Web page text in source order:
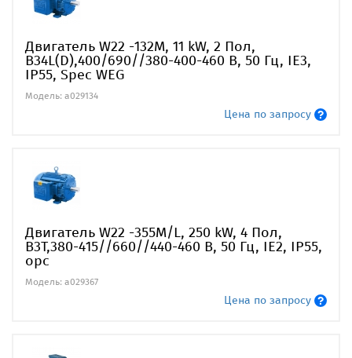
Двигатель W22 -132M, 11 kW, 2 Пол,
B34L(D),400/690//380-400-460 В, 50 Гц, IE3,
IP55, Spec WEG
Модель: a029134
Цена по запросу
Двигатель W22 -355M/L, 250 kW, 4 Пол,
B3T,380-415//660//440-460 В, 50 Гц, IE2, IP55,
opc
Модель: a029367
Цена по запросу